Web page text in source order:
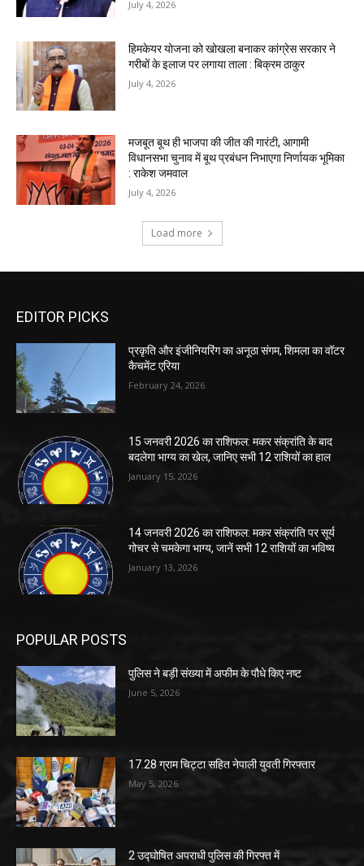
EDITOR PICKS
प्रकृति और इंजीनियरिंग का अनूठा संगम, शिमला का वॉटर
कैचमेंट एरिया
February 24, 2026
15 जनवरी 2026 का राशिफल: मकर संक्रांति के बाद
बदलेगा भाग्य का खेल, जानिए सभी 12 राशियों का हाल
January 15, 2026
14 जनवरी 2026 का राशिफल: मकर संक्रांति पर सूर्य
गोचर से चमकेगा भाग्य, जानें सभी 12 राशियों का भविष्य
January 13, 2026
POPULAR POSTS
पुलिस ने बड़ी संख्या में अफीम के पौधे किए नष्ट
June 5, 2026
17.28 ग्राम चिट्टा सहित नेपाली युवती गिरफ्तार
May 5, 2026
2 उद्घोषित अपराधी पुलिस की गिरफ्त में